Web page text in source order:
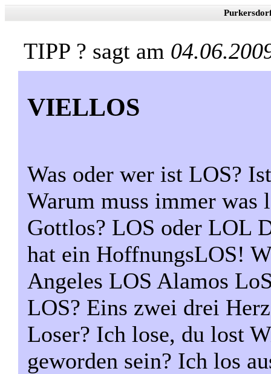
TIPP ? sagt am
VIELLOS
Was oder wer ist LOS?
Warum muss immer was
Gottlos? LOS oder LOL
hat ein HoffnungsLOS!
Angeles LOS Alamos
LOS? Eins zwei drei
Loser? Ich lose, du lost
geworden sein? Ich los